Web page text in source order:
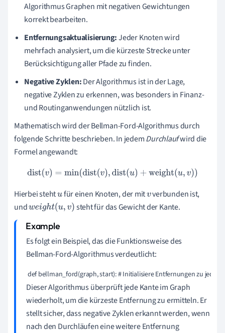
Algorithmus Graphen mit negativen Gewichtungen
korrekt bearbeiten.
Entfernungsaktualisierung:Jeder Knoten wird
mehrfach analysiert, um die kürzeste Strecke unter
Berücksichtigung aller Pfade zu finden.
Negative Zyklen:Der Algorithmus ist in der Lage,
negative Zyklen zu erkennen, was besonders in Finanz-
und Routinganwendungen nützlich ist.
Mathematisch wird der Bellman-Ford-Algorithmus durch
folgende Schritte beschrieben. In jedemDurchlaufwird die
Formel angewandt:
dist v)=min(dist(v),dist(u)+weight(u,v))
Hierbei stehtufür einen Knoten, der mitvverbunden ist,
undweight(u,v) steht für das Gewicht der Kante.
Es folgt ein Beispiel, das die Funktionsweise des
Bellman-Ford-Algorithmus verdeutlicht:
def bellman_ford(graph, start): # Initialisiere Entfernungen zu
Dieser Algorithmus überprüft jede Kante im Graph
wiederholt, um die kürzeste Entfernung zu ermitteln. Er
stellt sicher, dass negative Zyklen erkannt werden, wenn
nach den Durchläufen eine weitere Entfernung